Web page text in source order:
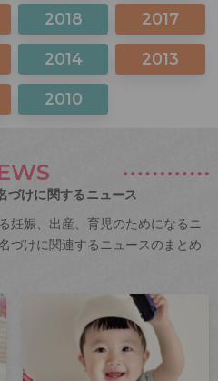
2018 2017
2014 2013
2010
づけに関するニュース
妊娠、出産、育児のためになるニ
づけに関連するニュースのまとめ